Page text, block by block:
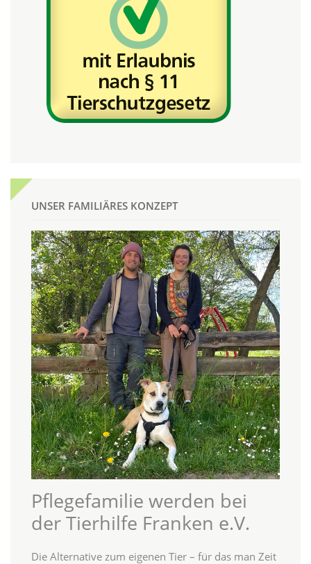
UNSER FAMILIÄRES KONZEPT
Pflegefamilie werden bei
der Tierhilfe Franken e.V.
Die Alternative zum eigenen Tier – für das man Zeit